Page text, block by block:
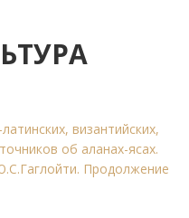
византийских,
об аланах-ясах.
Продолжение